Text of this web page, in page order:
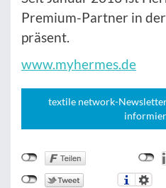
Premium-Partner in
präsent.
www.myhermes.de
textile network-